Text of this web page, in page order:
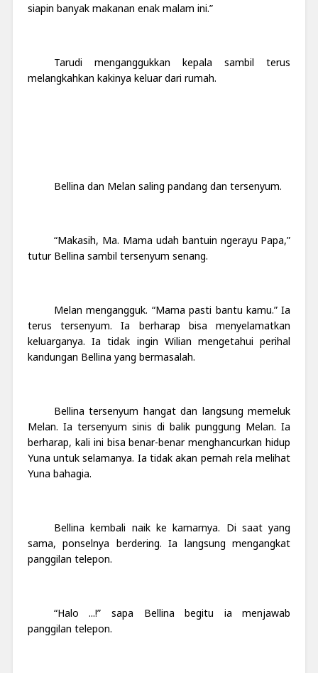
siapin banyak makanan enak malam ini.”
Tarudi menganggukkan kepala sambil terus
melangkahkan kakinya keluar dari rumah.
Bellina dan Melan saling pandang dan tersenyum.
“Makasih, Ma. Mama udah bantuin ngerayu Papa,”
tutur Bellina sambil tersenyum senang.
Melan mengangguk. “Mama pasti bantu kamu.” Ia
terus tersenyum. Ia berharap bisa menyelamatkan
keluarganya. Ia tidak ingin Wilian mengetahui perihal
kandungan Bellina yang bermasalah.
Bellina tersenyum hangat dan langsung memeluk
Melan. Ia tersenyum sinis di balik punggung Melan. Ia
berharap, kali ini bisa benar-benar menghancurkan hidup
Yuna untuk selamanya. Ia tidak akan pernah rela melihat
Yuna bahagia.
Bellina kembali naik ke kamarnya. Di saat yang
sama, ponselnya berdering. Ia langsung mengangkat
panggilan telepon.
“Halo ...!” sapa Bellina begitu ia menjawab
panggilan telepon.